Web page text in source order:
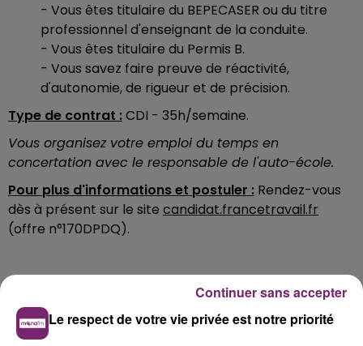
- Vous êtes titulaire du BEPECASER ou du titre
professionnel d'enseignant de la conduite.
- Vous êtes titulaire du Permis B.
- Vous savez faire preuve de réactivité,
d'autonomie, de rigueur et de précision.
Type de contrat :CDI - 35h/semaine.
Vous organisez votre emploi du temps en
concertation avec le responsable de l'auto-école.
Pour plus d'informations et postuler : Rendez-vous
dès à présent sur le site candidat.francetravail.fr
(offre n°170DPDQ).
Le respect de votre vie privée est notre priorité
Continuer sans accepter